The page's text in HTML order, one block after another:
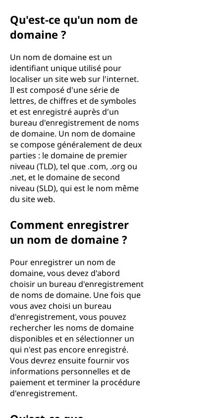
Qu'est-ce qu'un nom de
domaine ?
Un nom de domaine est un
identifiant unique utilisé pour
localiser un site web sur l'internet.
Il est composé d'une série de
lettres, de chiffres et de symboles
et est enregistré auprès d'un
bureau d'enregistrement de noms
de domaine. Un nom de domaine
se compose généralement de deux
parties : le domaine de premier
niveau (TLD), tel que .com, .org ou
.net, et le domaine de second
niveau (SLD), qui est le nom même
du site web.
Comment enregistrer
un nom de domaine ?
Pour enregistrer un nom de
domaine, vous devez d'abord
choisir un bureau d'enregistrement
de noms de domaine. Une fois que
vous avez choisi un bureau
d'enregistrement, vous pouvez
rechercher les noms de domaine
disponibles et en sélectionner un
qui n'est pas encore enregistré.
Vous devrez ensuite fournir vos
informations personnelles et de
paiement et terminer la procédure
d'enregistrement.